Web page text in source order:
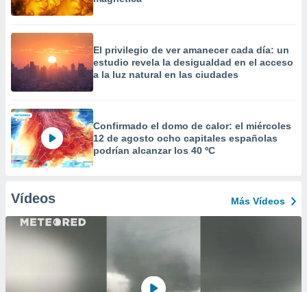
El privilegio de ver amanecer cada día: un
estudio revela la desigualdad en el acceso
a la luz natural en las ciudades
Confirmado el domo de calor: el miércoles
12 de agosto ocho capitales españolas
podrían alcanzar los 40 ºC
Vídeos Más Vídeos